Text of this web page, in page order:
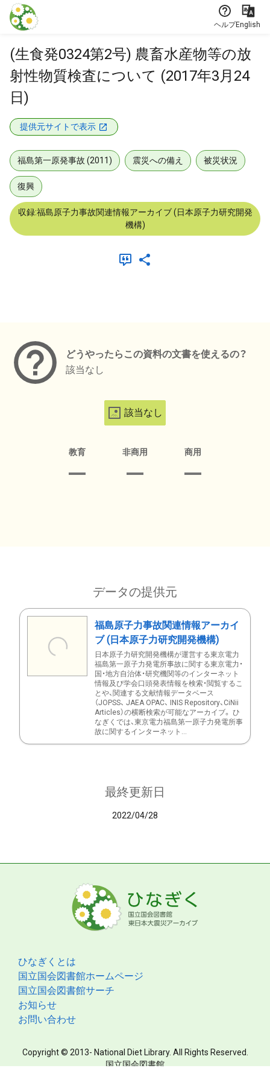
本文に飛ぶ
ヘルプEnglish
(生食発0324第2号) 農畜水産物等の放
射性物質検査について (2017年3月24
日)
提供元サイトで表示
福島第一原発事故 (2011) 震災への備え 被災状況
復興
収録:福島原子力事故関連情報アーカイブ (日本原子力研究開発
機構)
どうやったらこの資料の文書を使えるの？
該当なし
該当なし
教育 非商用 商用
データの提供元
福島原子力事故関連情報アーカイ
ブ (日本原子力研究開発機構)
日本原子力研究開発機構が運営する東京電力
福島第一原子力発電所事故に関する東京電力・
国・地方自治体・研究機関等のインターネット
情報及び学会口頭発表情報を検索・閲覧するこ
とや、関連する文献情報データベース
（JOPSS、 JAEA OPAC、 INIS Repository、CiNii
Articles）の横断検索が可能なアーカイブ。 ひ
なぎくでは、東京電力福島第一原子力発電所事
故に関するインターネット...
最終更新日
2022/04/28
ひなぎくとは
国立国会図書館ホームページ
国立国会図書館サーチ
お知らせ
お問い合わせ
Copyright © 2013- National Diet Library. All Rights Reserved.